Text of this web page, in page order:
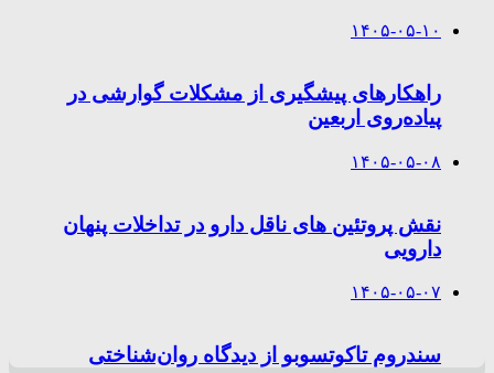
۱۴۰۵-۰۵-۱۰
راهکارهای پیشگیری از مشکلات گوارشی در
پیاده‌روی اربعین
۱۴۰۵-۰۵-۰۸
نقش پروتئین های ناقل دارو در تداخلات پنهان
دارویی
۱۴۰۵-۰۵-۰۷
سندروم تاکوتسوبو از دیدگاه روان‌شناختی